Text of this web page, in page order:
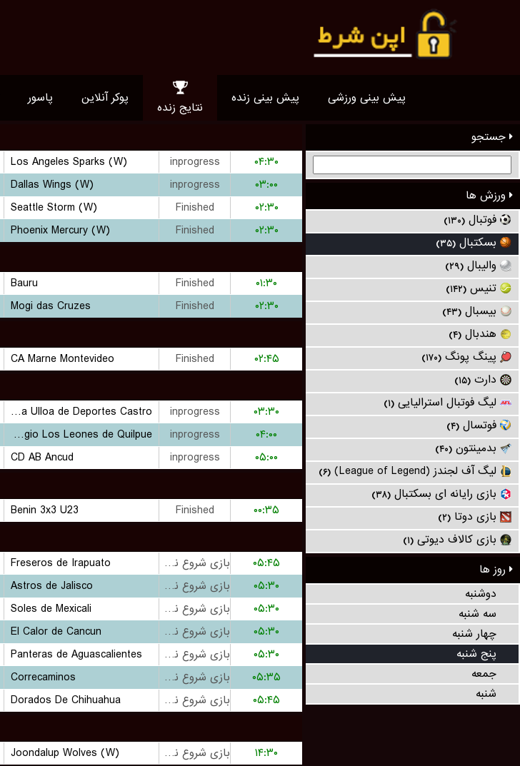
پیش بینی ورزشی پیش بینی زنده
نتایج زنده
پوکر آنلاین پاسور
جستجو
ورزش ها
فوتبال (۱۳۰)
بسکتبال (۳۵)
والیبال (۲۹)
تنیس (۱۴۲)
بیسبال (۴۳)
هندبال (۴)
پینگ پونگ (۱۷۰)
دارت (۱۵)
لیگ فوتبال استرالیایی (۱)
فوتسال (۴)
بدمینتون (۴۰)
لیگ آف لجندز (League of Legend) (۶)
بازی رایانه ای بسکتبال (۳۸)
بازی دوتا (۲)
بازی کالاف دیوتی (۱)
روز ها
دوشنبه
سه شنبه
چهار شنبه
پنج شنبه
جمعه
شنبه
Los Angeles Sparks (W) inprogress
۰۴:۳۰
Dallas Wings (W) inprogress
۰۳:۰۰
Seattle Storm (W) Finished
۰۲:۳۰
Phoenix Mercury (W) Finished
۰۲:۳۰
Bauru Finished
۰۱:۳۰
Mogi das Cruzes Finished
۰۲:۳۰
CA Marne Montevideo Finished
۰۲:۴۵
Naviera Ulloa de Deportes Castro inprogress
۰۳:۳۰
Colegio Los Leones de Quilpue inprogress
۰۴:۰۰
CD AB Ancud inprogress
۰۵:۰۰
Benin 3x3 U23 Finished
۰۰:۳۵
Freseros de Irapuato بازی شروع نشده است
۰۵:۴۵
Astros de Jalisco بازی شروع نشده است
۰۵:۳۰
Soles de Mexicali بازی شروع نشده است
۰۵:۳۰
El Calor de Cancun بازی شروع نشده است
۰۵:۳۰
Panteras de Aguascalientes بازی شروع نشده است
۰۵:۳۰
Correcaminos بازی شروع نشده است
۰۵:۳۵
Dorados De Chihuahua بازی شروع نشده است
۰۵:۴۵
Joondalup Wolves (W) بازی شروع نشده است
۱۴:۳۰